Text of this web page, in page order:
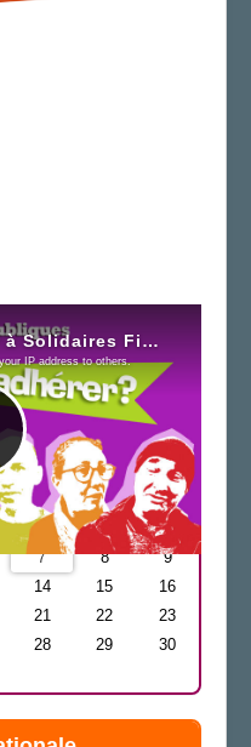
V S
D
1
2
7 8
9
14 15
16
21 22
23
28 29
30